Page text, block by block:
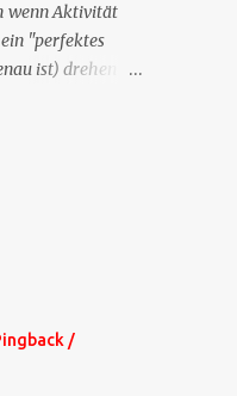
wenn Aktivität
"perfektes
ist) drehen
XING als eigene
Art sehen Sie
hier oben rechts
ich
/